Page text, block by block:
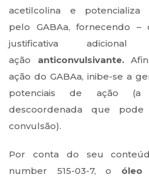
acetilcolina e potencializa
pelo GABAa, fornecendo –
justificativa
ação anticonvulsivante.
ação do GABAa, inibe-se a
potenciais de ação (a
descoordenada que
convulsão).
Por conta do seu
number 515-03-7, o óleo